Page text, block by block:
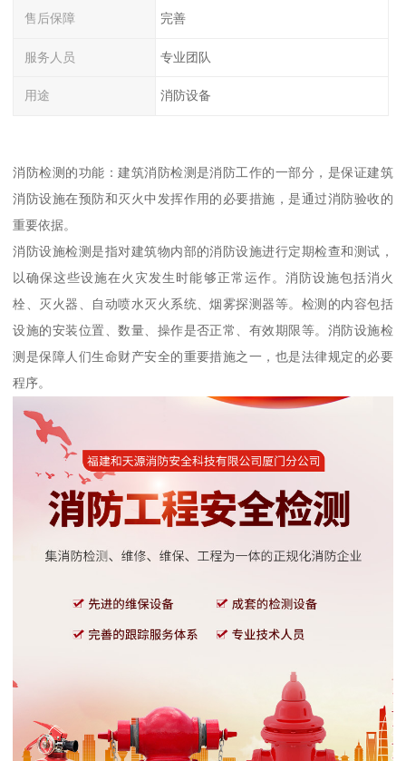
售后保障 完善
服务人员 专业团队
用途 消防设备
消防检测的功能：建筑消防检测是消防工作的一部分，是保证建筑
消防设施在预防和灭火中发挥作用的必要措施，是通过消防验收的
重要依据。
消防设施检测是指对建筑物内部的消防设施进行定期检查和测试，
以确保这些设施在火灾发生时能够正常运作。消防设施包括消火
栓、灭火器、自动喷水灭火系统、烟雾探测器等。检测的内容包括
设施的安装位置、数量、操作是否正常、有效期限等。消防设施检
测是保障人们生命财产安全的重要措施之一，也是法律规定的必要
程序。